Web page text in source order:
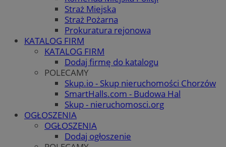
Straż Miejska
Straż Pożarna
Prokuratura rejonowa
KATALOG FIRM
KATALOG FIRM
Dodaj firmę do katalogu
POLECAMY
Skup.io - Skup nieruchomości Chorzów
SmartHalls.com - Budowa Hal
Skup - nieruchomosci.org
OGŁOSZENIA
OGŁOSZENIA
Dodaj ogłoszenie